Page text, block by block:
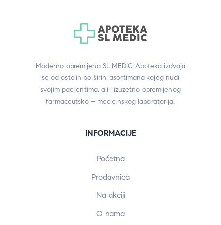
Moderno opremljena SL MEDIC Apoteka izdvaja
se od ostalih po širini asortimana kojeg nudi
svojim pacijentima, ali i izuzetno opremljenog
farmaceutsko – medicinskog laboratorija.
INFORMACIJE
Početna
Prodavnica
Na akciji
O nama